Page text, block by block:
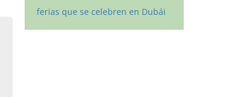
ferias que se celebren en Dubái